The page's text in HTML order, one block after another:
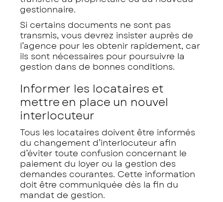
gestionnaire.
Si certains documents ne sont pas
transmis, vous devrez insister auprès de
l’agence pour les obtenir rapidement, car
ils sont nécessaires pour poursuivre la
gestion dans de bonnes conditions.
Informer les locataires et
mettre en place un nouvel
interlocuteur
Tous les locataires doivent être informés
du changement d’interlocuteur afin
d’éviter toute confusion concernant le
paiement du loyer ou la gestion des
demandes courantes. Cette information
doit être communiquée dès la fin du
mandat de gestion.